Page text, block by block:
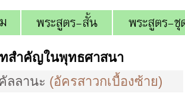
สำคัญในพุทธศาสนา
ลลานะ (อัครสาวกเบื้องซ้าย)